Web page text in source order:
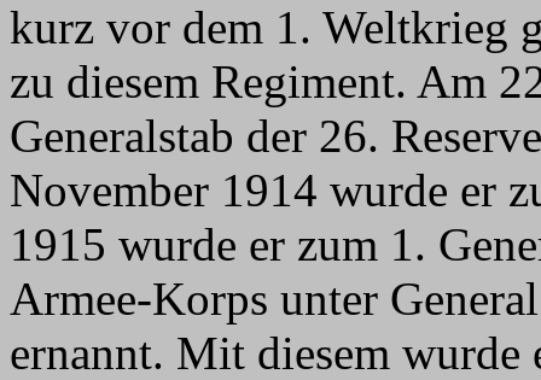
kurz vor dem 1. Weltkrieg
zu diesem Regiment. Am
Generalstab der 26.
November 1914 wurde er
1915 wurde er zum 1.
Armee-Korps unter
ernannt. Mit diesem